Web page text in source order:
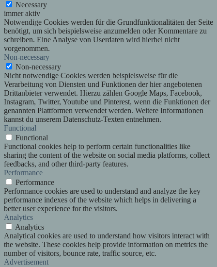
Necessary
immer aktiv
Notwendige Cookies werden für die Grundfunktionalitäten der Seite
benötigt, um sich beispielsweise anzumelden oder Kommentare zu
schreiben. Eine Analyse von Userdaten wird hierbei nicht
vorgenommen.
Non-necessary
Non-necessary
Nicht notwendige Cookies werden beispielsweise für die
Verarbeitung von Diensten und Funktionen der hier angebotenen
Drittanbieter verwendet. Hierzu zählen Google Maps, Facebook,
Instagram, Twitter, Youtube und Pinterest, wenn die Funktionen der
genannten Plattformen verwendet werden. Weitere Informationen
kannst du unserem Datenschutz-Texten entnehmen.
Functional
Functional
Functional cookies help to perform certain functionalities like
sharing the content of the website on social media platforms, collect
feedbacks, and other third-party features.
Performance
Performance
Performance cookies are used to understand and analyze the key
performance indexes of the website which helps in delivering a
better user experience for the visitors.
Analytics
Analytics
Analytical cookies are used to understand how visitors interact with
the website. These cookies help provide information on metrics the
number of visitors, bounce rate, traffic source, etc.
Advertisement